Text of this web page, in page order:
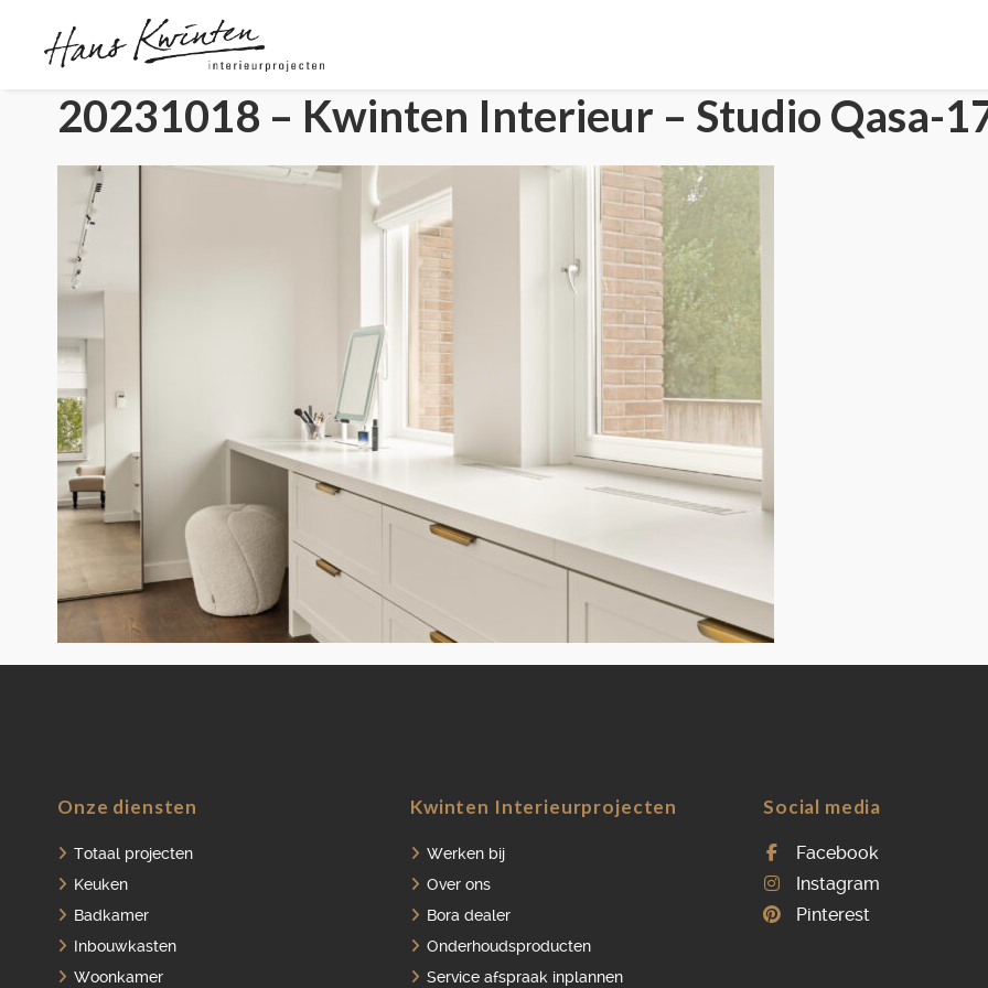
20231018 – Kwinten Interieur – Studio Qasa-
Onze diensten
Totaal projecten
Keuken
Badkamer
Inbouwkasten
Woonkamer
Kwinten Interieurprojecten
Werken bij
Over ons
Bora dealer
Onderhoudsproducten
Service afspraak inplannen
Social media
Facebook
Instagram
Pinterest
HOME
PORTFOLIO
VACATURES
ONDERHOUDSPRODUCTEN
SERVICE AFSPRAAK INPLANNEN